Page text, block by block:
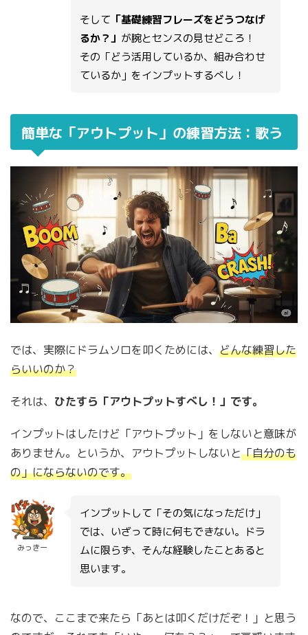
そして 「基礎練習フレーズをどうつなげ
るか？」 が腕とセンスの見せどころ！
その「どう活用しているか、組み合わせ
ているか」をインプットするべし！
簡単な「アウトプット」の練習方法：歌う
では、実際にドラムソロを叩くためには、 どんな練習した
らいいのか？
それは、 ひたすら「アウトプットすべし！」です。
インプットはしたけど「アウトプット」をしないと意味が
ありません。というか、アウトプットしないと「自分のも
の」にならないのです。
みっきー
インプットして「その気になっただけ」
では、いざって時に何もできない。ドラ
ムに限らず、そんな経験したことあると
思います。
なので、ここまで来たら「あとは叩くだけだぞ！」と思う